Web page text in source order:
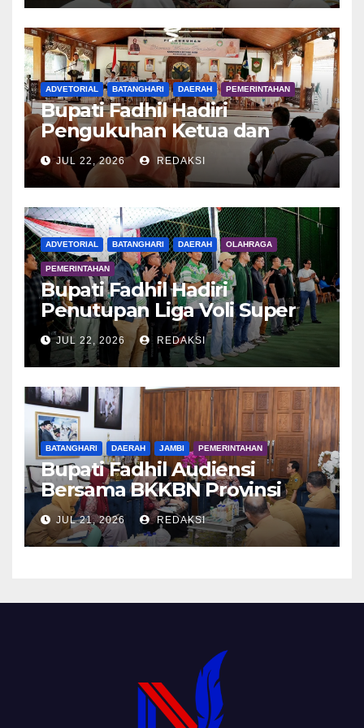
ADVETORIAL BATANGHARI DAERAH PEMERINTAHAN
Bupati Fadhil Hadiri
Pengukuhan Ketua dan
Pengurus DWP Batang Hari
2026
JUL 22, 2026 REDAKSI
ADVETORIAL BATANGHARI DAERAH OLAHRAGA
PEMERINTAHAN
Bupati Fadhil Hadiri
Penutupan Liga Voli Super
Tangguh 2026
JUL 22, 2026 REDAKSI
BATANGHARI DAERAH JAMBI PEMERINTAHAN
Bupati Fadhil Audiensi
Bersama BKKBN Provinsi
Jambi
JUL 21, 2026 REDAKSI